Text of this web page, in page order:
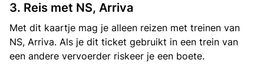
3. Reis met NS, Arriva
Met dit kaartje mag je alleen reizen met treinen van
NS, Arriva. Als je dit ticket gebruikt in een trein van
een andere vervoerder riskeer je een boete.